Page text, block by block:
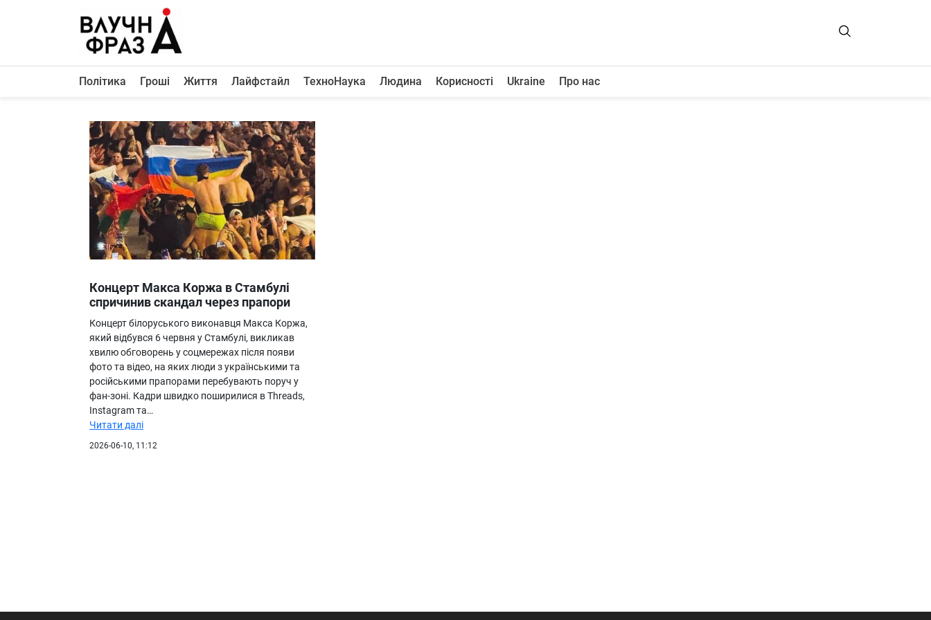
Політика
Життя
Лайфстайл
ТехноНаука
Людина
Корисності
Про нас
Політика Гроші Життя Лайфстайл ТехноНаука Людина Корисності Ukraine Про нас
Концерт Макса Коржа в Стамбулі
спричинив скандал через прапори
Концерт білоруського виконавця Макса Коржа,
який відбувся 6 червня у Стамбулі, викликав
хвилю обговорень у соцмережах після появи
фото та відео, на яких люди з українськими та
російськими прапорами перебувають поруч у
фан-зоні. Кадри швидко поширилися в Threads,
Instagram та…
Читати далі
2026-06-10, 11:12